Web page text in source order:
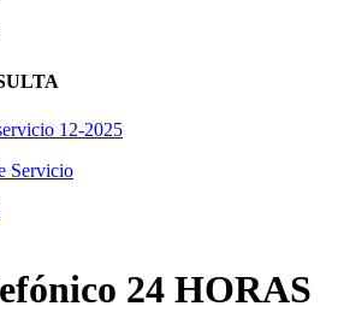
12-2025
Servicio
24 HORAS